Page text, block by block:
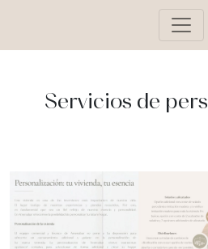
Servicios de